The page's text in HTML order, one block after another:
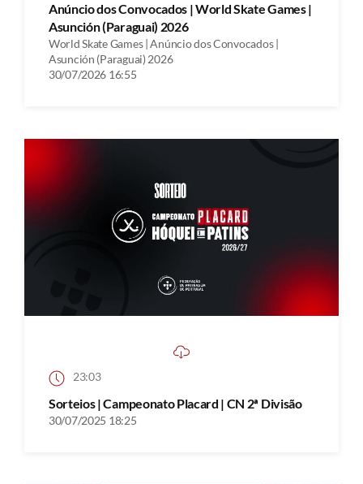
Anúncio dos Convocados | World Skate Games |
Asunción (Paraguai) 2026
World Skate Games | Anúncio dos Convocados |
Asunción (Paraguai) 2026
30/07/2026 16:55
23:03
Sorteios | Campeonato Placard | CN 2ª Divisão
30/07/2025 18:25